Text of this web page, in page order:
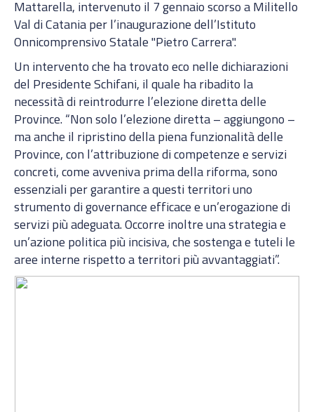
Mattarella, intervenuto il 7 gennaio scorso a Militello
Val di Catania per l’inaugurazione dell’Istituto
Onnicomprensivo Statale "Pietro Carrera".
Un intervento che ha trovato eco nelle dichiarazioni
del Presidente Schifani, il quale ha ribadito la
necessità di reintrodurre l’elezione diretta delle
Province. “Non solo l’elezione diretta – aggiungono –
ma anche il ripristino della piena funzionalità delle
Province, con l’attribuzione di competenze e servizi
concreti, come avveniva prima della riforma, sono
essenziali per garantire a questi territori uno
strumento di governance efficace e un’erogazione di
servizi più adeguata. Occorre inoltre una strategia e
un’azione politica più incisiva, che sostenga e tuteli le
aree interne rispetto a territori più avvantaggiati”.